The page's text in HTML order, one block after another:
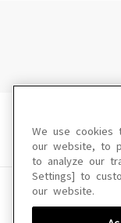
We use cookies
our website, to
to analyze our
Settings] to
our website.